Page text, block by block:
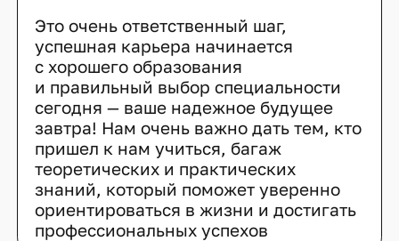
Это очень ответственный шаг,
успешная карьера начинается
с хорошего образования
и правильный выбор специальности
сегодня — ваше надежное будущее
завтра! Нам очень важно дать тем, кто
пришел к нам учиться, багаж
теоретических и практических
знаний, который поможет уверенно
ориентироваться в жизни и достигать
профессиональных успехов